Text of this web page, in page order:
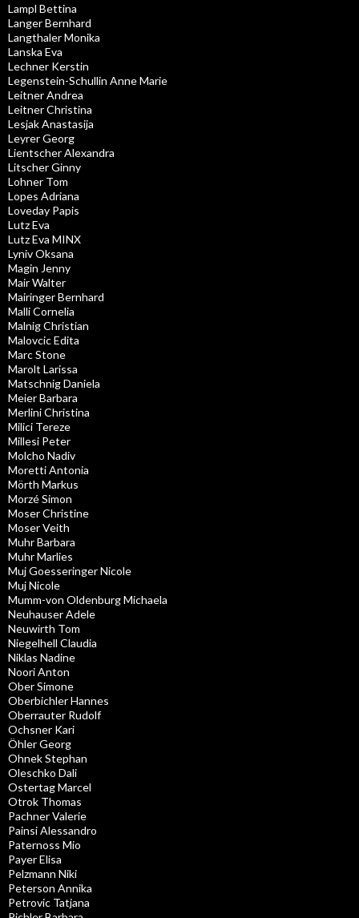
Lampl Bettina
Langer Bernhard
Langthaler Monika
Lanska Eva
Lechner Kerstin
Legenstein-Schullin Anne Marie
Leitner Andrea
Leitner Christina
Lesjak Anastasija
Leyrer Georg
Lientscher Alexandra
Litscher Ginny
Lohner Tom
Lopes Adriana
Loveday Papis
Lutz Eva
Lutz Eva MINX
Lyniv Oksana
Magin Jenny
Mair Walter
Mairinger Bernhard
Malli Cornelia
Malnig Christian
Malovcic Edita
Marc Stone
Marolt Larissa
Matschnig Daniela
Meier Barbara
Merlini Christina
Milici Tereze
Millesi Peter
Molcho Nadiv
Moretti Antonia
Mörth Markus
Morzé Simon
Moser Christine
Moser Veith
Muhr Barbara
Muhr Marlies
Muj Goesseringer Nicole
Muj Nicole
Mumm-von Oldenburg Michaela
Neuhauser Adele
Neuwirth Tom
Niegelhell Claudia
Niklas Nadine
Noori Anton
Ober Simone
Oberbichler Hannes
Oberrauter Rudolf
Ochsner Kari
Öhler Georg
Ohnek Stephan
Oleschko Dali
Ostertag Marcel
Otrok Thomas
Pachner Valerie
Painsi Alessandro
Paternoss Mio
Payer Elisa
Pelzmann Niki
Peterson Annika
Petrovic Tatjana